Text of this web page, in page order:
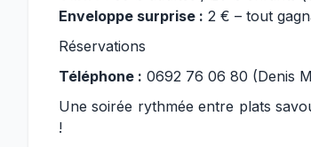
Enveloppe surprise : 2 € – tout
Réservations
Téléphone : 0692 76 06 80 (Denis
Une soirée rythmée entre plats
!